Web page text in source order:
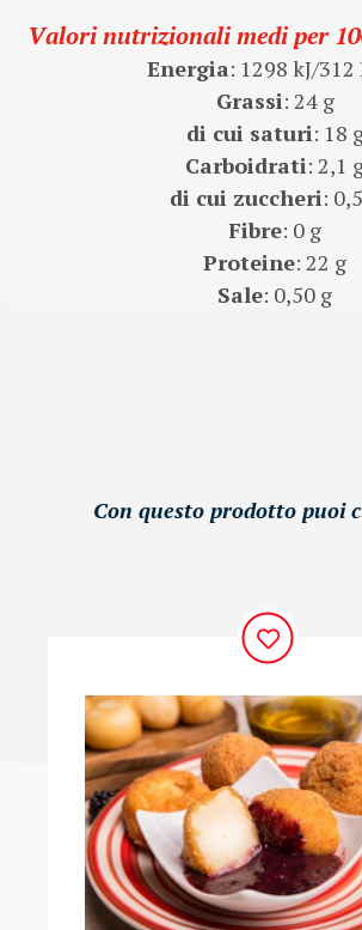
Valori nutrizionali medi per
Energia: 1298 kJ/312
Grassi: 24 g
di cui saturi: 18
Carboidrati: 2,1
di cui zuccheri:
Fibre: 0 g
Proteine: 22 g
Sale: 0,50 g
Con questo prodotto puoi